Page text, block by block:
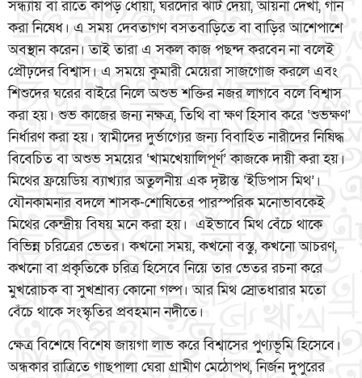
সন্ধ্যায় বা রাতে কাপড় ধোয়া, ঘরদোর ঝাঁট দেয়া, আয়না দেখা, গান
করা নিষেধ। এ সময় দেবতাগণ বসতবাড়িতে বা বাড়ির আশেপাশে
অবস্থান করেন। তাই তারা এ সকল কাজ পছন্দ করবেন না বলেই
প্রৌঢ়দের বিশ্বাস। এ সময়ে কুমারী মেয়েরা সাজগোজ করলে এবং
শিশুদের ঘরের বাইরে নিলে অশুভ শক্তির নজর লাগবে বলে বিশ্বাস
করা হয়। শুভ কাজের জন্য নক্ষত্র, তিথি বা ক্ষণ হিসাব করে ‘শুভক্ষণ’
নির্ধারণ করা হয়। স্বামীদের দুর্ভাগ্যের জন্য বিবাহিত নারীদের নিষিদ্ধ
বিবেচিত বা অশুভ সময়ের ‘খামখেয়ালিপূর্ণ’ কাজকে দায়ী করা হয়।
মিথের ফ্রয়েডিয় ব্যাখ্যার অতুলনীয় এক দৃষ্টান্ত ‘ইডিপাস মিথ’।
যৌনকামনার বদলে শাসক-শোষিতের পারস্পরিক মনোভাবকেই
মিথের কেন্দ্রীয় বিষয় মনে করা হয়। এইভাবে মিথ বেঁচে থাকে
বিভিন্ন চরিত্রের ভেতর। কখনো সময়, কখনো বস্তু, কখনো আচরণ,
কখনো বা প্রকৃতিকে চরিত্র হিসেবে নিয়ে তার ভেতর রচনা করে
মুখরোচক বা সুখশ্রাব্য কোনো গল্প। আর মিথ স্রোতধারার মতো
বেঁচে থাকে সংস্কৃতির প্রবহমান নদীতে।
ক্ষেত্র বিশেষে বিশেষ জায়গা লাভ করে বিশ্বাসের পুণ্যভূমি হিসেবে।
অন্ধকার রাত্রিতে গাছপালা ঘেরা গ্রামীণ মেঠোপথ, নির্জন দুপুরের